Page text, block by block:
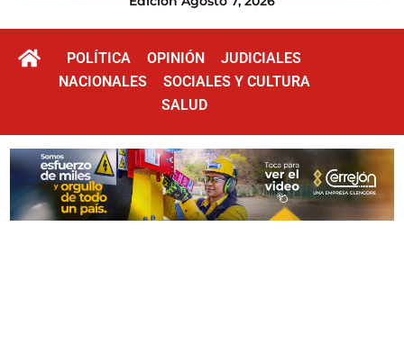
POLÍTICA OPINIÓN
JUDICIALES
NACIONALES
SOCIALES Y CULTURA
SALUD